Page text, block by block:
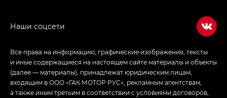
Все права на информацию, графические изображения, тексты
и иные содержащиеся на настоящем сайте материалы и объекты
(далее — материалы), принадлежат юридическим лицам,
входящим в ООО «ГАК МОТОР РУС», рекламным агентствам,
а также иным третьим в соответствии с условиями договоров,